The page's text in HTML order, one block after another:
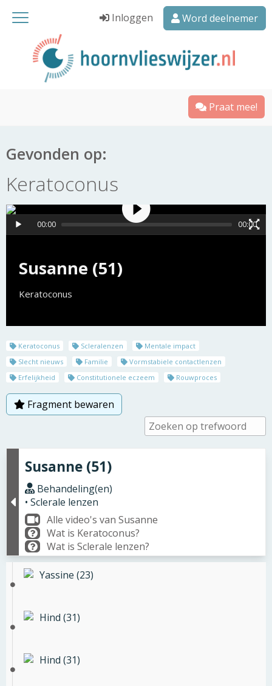
Inloggen Word deelnemer
Praat mee!
Gevonden op:
Keratoconus
Susanne (51)
Keratoconus
00:00 00:00
Keratoconus Scleralenzen
Mentale impact
Slecht nieuws
Familie
Vormstabiele contactlenzen
Erfelijkheid
Constitutionele eczeem Rouwproces
Fragment bewaren
Susanne (51)
Behandeling(en)
• Sclerale lenzen
Alle video's van Susanne
Wat is Keratoconus?
Wat is Sclerale lenzen?
Yassine (23)
Hind (31)
Hind (31)